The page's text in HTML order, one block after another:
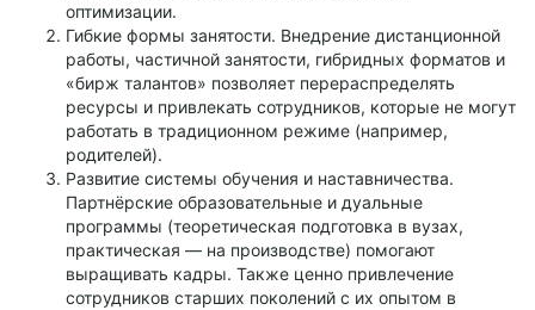
оптимизации.
Гибкие формы занятости. Внедрение дистанционной
работы, частичной занятости, гибридных форматов и
«бирж талантов» позволяет перераспределять
ресурсы и привлекать сотрудников, которые не могут
работать в традиционном режиме (например,
родителей).
Развитие системы обучения и наставничества.
Партнёрские образовательные и дуальные
программы (теоретическая подготовка в вузах,
практическая — на производстве) помогают
выращивать кадры. Также ценно привлечение
сотрудников старших поколений с их опытом в